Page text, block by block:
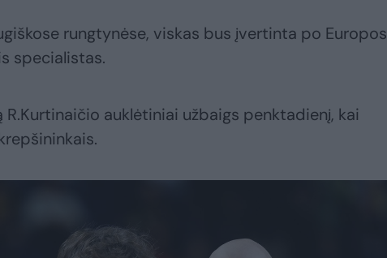
rungtynėse, viskas bus įvertinta po Europos
specialistas.
auklėtiniai užbaigs penktadienį, kai